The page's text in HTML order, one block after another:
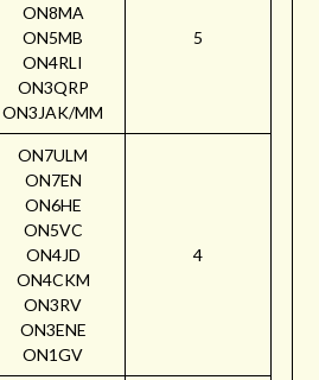
ON8MA
ON5MB
ON4RLI
ON3QRP
ON3JAK/MM
5
ON7ULM
ON7EN
ON6HE
ON5VC
ON4JD
ON4CKM
ON3RV
ON3ENE
ON1GV
4